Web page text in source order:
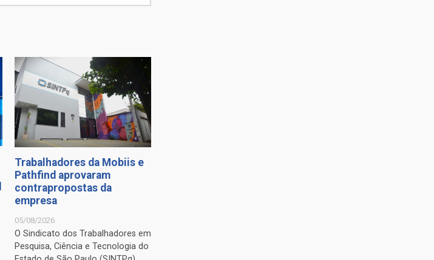
Trabalhadores da Mobiis e
Pathfind aprovaram
contrapropostas da
empresa
05/08/2026
O Sindicato dos Trabalhadores em
Pesquisa, Ciência e Tecnologia do